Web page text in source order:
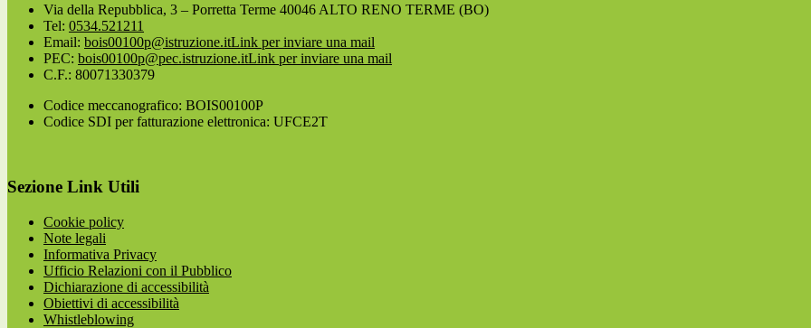
Via della Repubblica, 3 – Porretta Terme 40046 ALTO RENO TERME (BO)
Tel: 0534.521211
Email: bois00100p@istruzione.itLink per inviare una mail
PEC: bois00100p@pec.istruzione.itLink per inviare una mail
C.F.: 80071330379
Codice meccanografico: BOIS00100P
Codice SDI per fatturazione elettronica: UFCE2T
Sezione Link Utili
Cookie policy
Note legali
Informativa Privacy
Ufficio Relazioni con il Pubblico
Dichiarazione di accessibilità
Obiettivi di accessibilità
Whistleblowing